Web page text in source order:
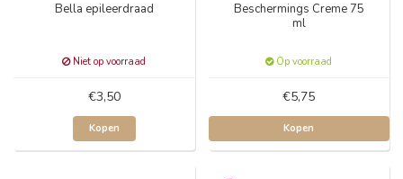
Bella epileerdraad
Niet op voorraad
€3,50
Kopen
Beschermings Creme 75
ml
Op voorraad
€5,75
Kopen